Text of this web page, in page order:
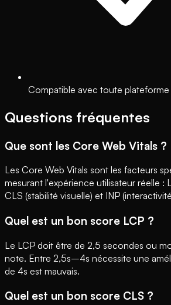
Compatible avec toute
Questions fréquentes
Que sont les Core Web Vitals ?
Les Core Web Vitals sont les facteurs
mesurant l'expérience utilisateur réelle :
CLS (stabilité visuelle) et INP
Quel est un bon score LCP ?
Le LCP doit être de 2,5 secondes ou
note. Entre 2,5s–4s nécessite une
de 4s est mauvais.
Quel est un bon score CLS ?